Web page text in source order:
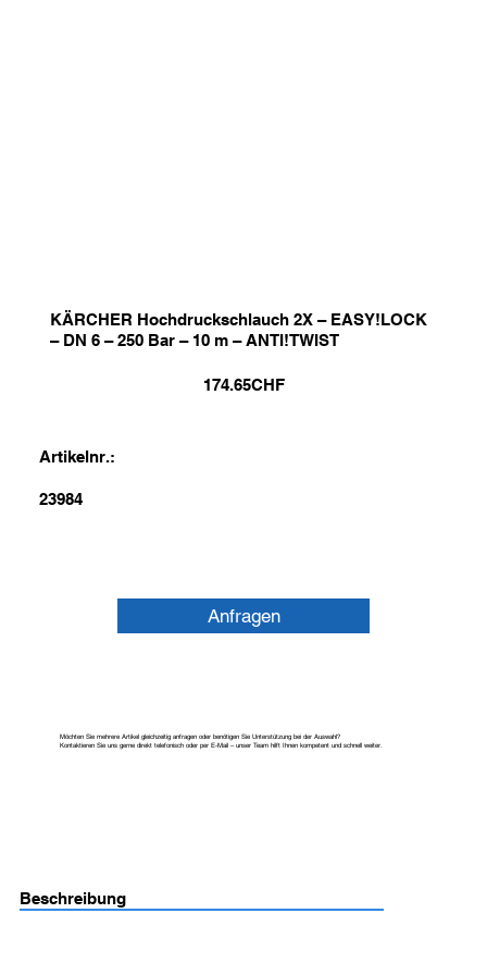
KÄRCHER Hochdruckschlauch 2X – EASY!LOCK
– DN 6 – 250 Bar – 10 m – ANTI!TWIST
174.65CHF
Artikelnr.:
23984
Anfragen
Möchten Sie mehrere Artikel gleichzeitig anfragen oder benötigen Sie Unterstützung bei der Auswahl?
Kontaktieren Sie uns gerne direkt telefonisch oder per E-Mail – unser Team hilft Ihnen kompetent und schnell weiter.
Beschreibung